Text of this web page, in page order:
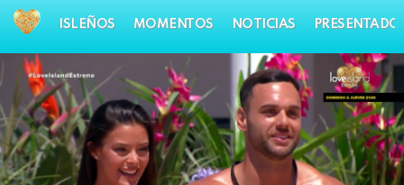
ISLEÑOS MOMENTOS NOTICIAS
Neox » Programas » Love Island » Temporada 2 »